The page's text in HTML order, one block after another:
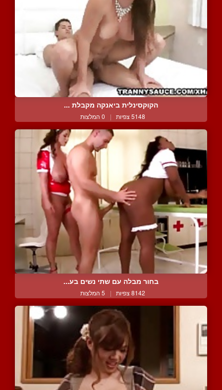
הקוקסינלית ביאנקה מקבלת ...
5148 צפיות | 0 המלצות
בחור מבלה עם שתי נשים בע...
8142 צפיות | 5 המלצות